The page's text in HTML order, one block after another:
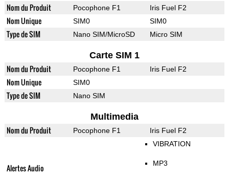
Nom du Produit Pocophone F1 Iris Fuel F2
Nom Unique SIM0 SIM0
Type de SIM Nano SIM/MicroSD Micro SIM
Carte SIM 1
Nom du Produit Pocophone F1 Iris Fuel F2
Nom Unique SIM0
Type de SIM Nano SIM
Multimedia
Nom du Produit Pocophone F1 Iris Fuel F2
Alertes Audio
VIBRATION
MP3